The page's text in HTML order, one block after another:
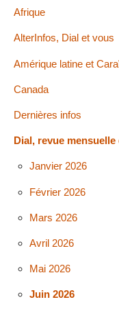
Afrique
AlterInfos, Dial et vous
Amérique latine et
Canada
Dernières infos
Dial, revue mensuelle
Janvier 2026
Février 2026
Mars 2026
Avril 2026
Mai 2026
Juin 2026